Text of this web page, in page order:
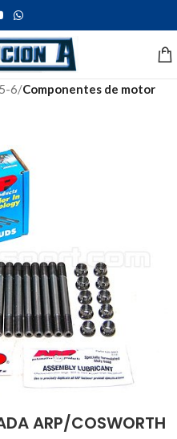
6 Componentes de motor
ARP/COSWORTH